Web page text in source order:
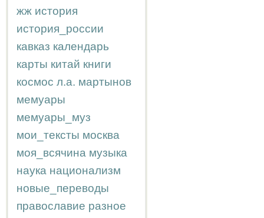
жж история
история_россии
кавказ календарь
карты китай книги
космос л.а. мартынов
мемуары
мемуары_муз
мои_тексты москва
моя_всячина музыка
наука национализм
новые_переводы
православие разное